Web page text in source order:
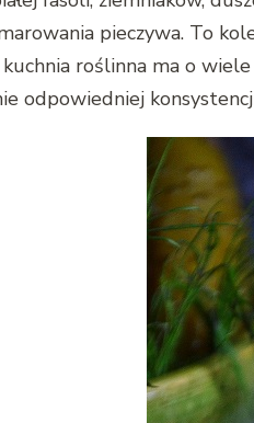
pieczywa. To
roślinna ma o
odpowiedniej